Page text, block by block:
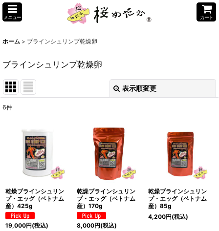
メニュー カート
ホーム > ブラインシュリンプ乾燥卵
ブラインシュリンプ乾燥卵
表示順変更
並び順:
絞り込む
6件
乾燥ブラインシュリン
プ・エッグ（ベトナム
産）425g
19,000円(税込)
乾燥ブラインシュリン
プ・エッグ（ベトナム
産）170g
8,000円(税込)
乾燥ブラインシュリン
プ・エッグ（ベトナム
産）85g
4,200円(税込)